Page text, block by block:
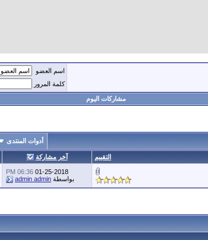
اسم العضو
كلمة المرور
مشاركات اليوم
أدوات المنتدى
التقييم آخر مشاركة
01-25-2018
06:36 PM
بواسطة admin admin